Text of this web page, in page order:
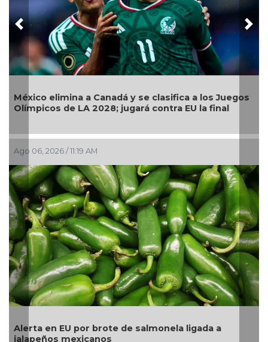
elimina a Canadá y se clasifica a los Juegos
de LA 2028; jugará contra EU la final
2026 / 11:19 AM
en EU por brote de salmonela ligada a
mexicanos
Previous